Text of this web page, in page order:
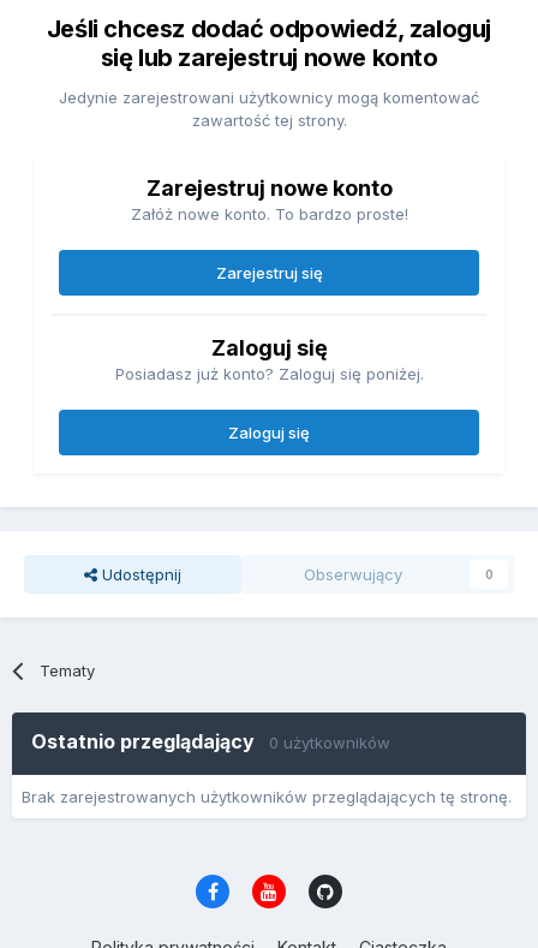
Jeśli chcesz dodać odpowiedź, zaloguj
się lub zarejestruj nowe konto
Jedynie zarejestrowani użytkownicy mogą komentować
zawartość tej strony.
Zarejestruj nowe konto
Załóż nowe konto. To bardzo proste!
Zarejestruj się
Zaloguj się
Posiadasz już konto? Zaloguj się poniżej.
Zaloguj się
Udostępnij Obserwujący 0
Tematy
Ostatnio przeglądający 0 użytkowników
Brak zarejestrowanych użytkowników przeglądających tę stronę.